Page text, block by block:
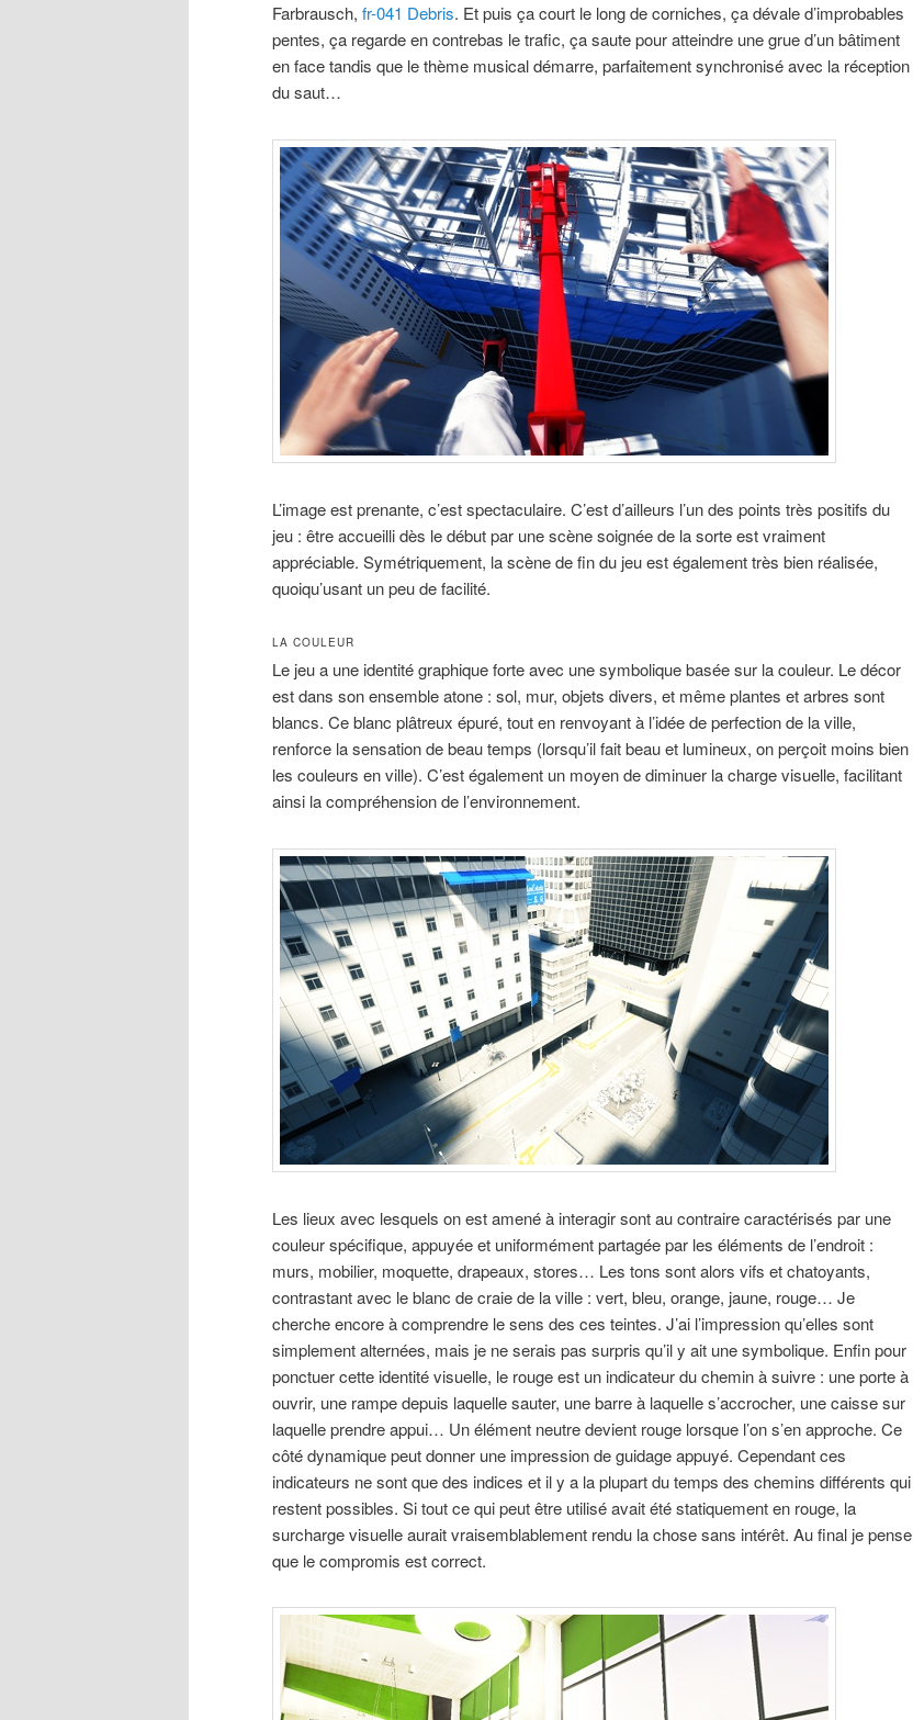
Farbrausch, fr-041 Debris. Et puis ça court le long de corniches, ça dévale d’improbables
pentes, ça regarde en contrebas le trafic, ça saute pour atteindre une grue d’un bâtiment
en face tandis que le thème musical démarre, parfaitement synchronisé avec la réception
du saut…
L’image est prenante, c’est spectaculaire. C’est d’ailleurs l’un des points très positifs du
jeu : être accueilli dès le début par une scène soignée de la sorte est vraiment
appréciable. Symétriquement, la scène de fin du jeu est également très bien réalisée,
quoiqu’usant un peu de facilité.
LA COULEUR
Le jeu a une identité graphique forte avec une symbolique basée sur la couleur. Le décor
est dans son ensemble atone : sol, mur, objets divers, et même plantes et arbres sont
blancs. Ce blanc plâtreux épuré, tout en renvoyant à l’idée de perfection de la ville,
renforce la sensation de beau temps (lorsqu’il fait beau et lumineux, on perçoit moins bien
les couleurs en ville). C’est également un moyen de diminuer la charge visuelle, facilitant
ainsi la compréhension de l’environnement.
Les lieux avec lesquels on est amené à interagir sont au contraire caractérisés par une
couleur spécifique, appuyée et uniformément partagée par les éléments de l’endroit :
murs, mobilier, moquette, drapeaux, stores… Les tons sont alors vifs et chatoyants,
contrastant avec le blanc de craie de la ville : vert, bleu, orange, jaune, rouge… Je
cherche encore à comprendre le sens des ces teintes. J’ai l’impression qu’elles sont
simplement alternées, mais je ne serais pas surpris qu’il y ait une symbolique. Enfin pour
ponctuer cette identité visuelle, le rouge est un indicateur du chemin à suivre : une porte à
ouvrir, une rampe depuis laquelle sauter, une barre à laquelle s’accrocher, une caisse sur
laquelle prendre appui… Un élément neutre devient rouge lorsque l’on s’en approche. Ce
côté dynamique peut donner une impression de guidage appuyé. Cependant ces
indicateurs ne sont que des indices et il y a la plupart du temps des chemins différents qui
restent possibles. Si tout ce qui peut être utilisé avait été statiquement en rouge, la
surcharge visuelle aurait vraisemblablement rendu la chose sans intérêt. Au final je pense
que le compromis est correct.